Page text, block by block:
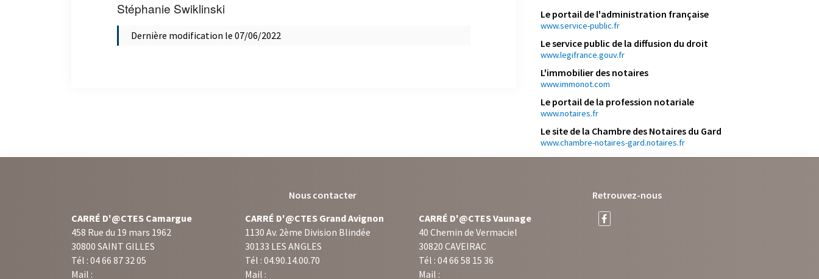
Stéphanie Swiklinski
Dernière modification le 07/06/2022
Le portail de l'administration française
www.service-public.fr
Le service public de la diffusion du droit
www.legifrance.gouv.fr
L'immobilier des notaires
www.immonot.com
Le portail de la profession notariale
www.notaires.fr
Le site de la Chambre des Notaires du Gard
www.chambre-notaires-gard.notaires.fr
Nous contacter
CARRÉ D'@CTES Camargue
458 Rue du 19 mars 1962
30800 SAINT GILLES
Tél : 04 66 87 32 05
Mail :
CARRÉ D'@CTES Grand Avignon
1130 Av. 2ème Division Blindée
30133 LES ANGLES
Tél : 04.90.14.00.70
Mail :
CARRÉ D'@CTES Vaunage
40 Chemin de Vermaciel
30820 CAVEIRAC
Tél : 04 66 58 15 36
Mail :
Retrouvez-nous